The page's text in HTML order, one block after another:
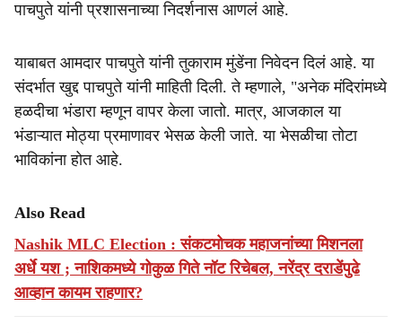
पाचपुते यांनी प्रशासनाच्या निदर्शनास आणलं आहे.
याबाबत आमदार पाचपुते यांनी तुकाराम मुंडेंना निवेदन दिलं आहे. या
संदर्भात खुद्द पाचपुते यांनी माहिती दिली. ते म्हणाले, "अनेक मंदिरांमध्ये
हळदीचा भंडारा म्हणून वापर केला जातो. मात्र, आजकाल या
भंडाऱ्यात मोठ्या प्रमाणावर भेसळ केली जाते. या भेसळीचा तोटा
भाविकांना होत आहे.
Also Read
Nashik MLC Election : संकटमोचक महाजनांच्या मिशनला
अर्धे यश ; नाशिकमध्ये गोकुळ गिते नॉट रिचेबल, नरेंद्र दराडेंपुढे
आव्हान कायम राहणार?